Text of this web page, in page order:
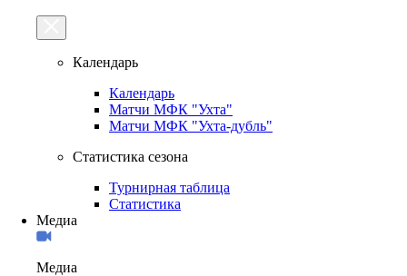
Календарь
Календарь
Матчи МФК "Ухта"
Матчи МФК "Ухта-дубль"
Статистика сезона
Турнирная таблица
Статистика
Медиа
Медиа